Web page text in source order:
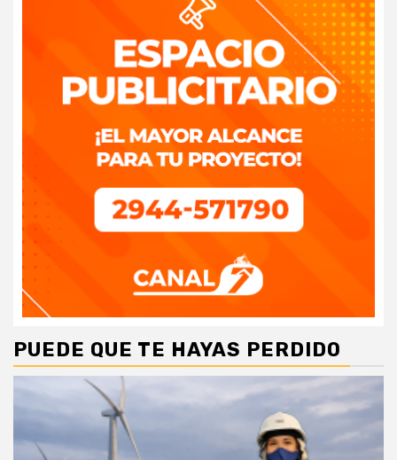
PUEDE QUE TE HAYAS PERDIDO